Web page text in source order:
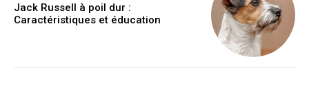
Jack Russell à poil dur :
Caractéristiques et éducation